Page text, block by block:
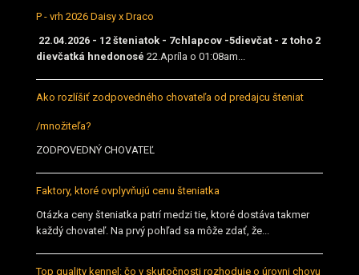
P - vrh 2026 Daisy x Draco
22.04.2026 - 12 šteniatok - 7chlapcov -5dievčat - z toho 2
dievčatká hnedonosé 22.Apríla o 01:08am...
Ako rozlíšiť zodpovedného chovateľa od predajcu šteniat
/množiteľa?
ZODPOVEDNÝ CHOVATEĽ
Faktory, ktoré ovplyvňujú cenu šteniatka
Otázka ceny šteniatka patrí medzi tie, ktoré dostáva takmer
každý chovateľ. Na prvý pohľad sa môže zdať, že...
Top quality kennel: čo v skutočnosti rozhoduje o úrovni chovu